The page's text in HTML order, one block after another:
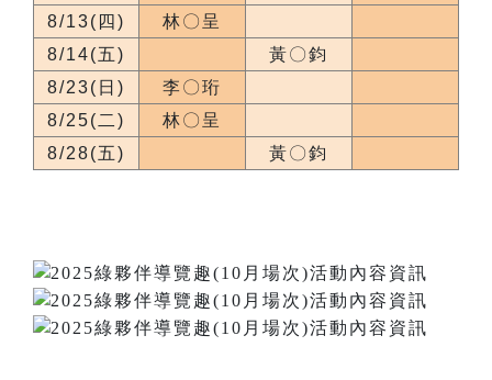
8/13(四)
林〇呈
8/14(五)
黃〇鈞
8/23(日)
李〇珩
8/25(二)
林〇呈
8/28(五)
黃〇鈞